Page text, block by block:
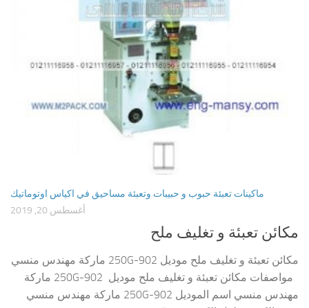
ماكينات تعبئة حبوب و حبيبات وتعبئة مساحيق في اكياس اوتوماتيك
أغسطس 20, 2019
مكائن تعبئة و تغليف ملح
مكائن تعبئة و تغليف ملح موديل 902-250G ماركة مهندس منسي
مواصفات مكائن تعبئة و تغليف ملح موديل 902-250G ماركة
مهندس منسي اسم الموديل 902-250G ماركة مهندس منسي